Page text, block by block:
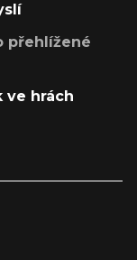
přehlížené
ve hrách